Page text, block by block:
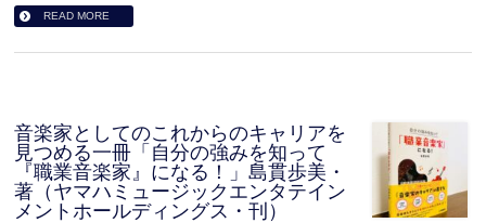
READ MORE
音楽家としてのこれからのキャリアを
見つめる一冊「自分の強みを知って
『職業音楽家』になる！」島貫歩美・
著（ヤマハミュージックエンタテイン
メントホールディングス・刊）